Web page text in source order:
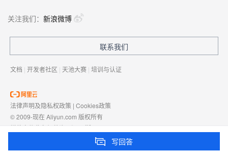
轻量应用服务器如何备份网站和数据库？
轻量应用服务器带宽不够时如何升级配置？
写回答
关注我们： 新浪微博
联系我们
文档 | 开发者社区 | 天池大赛 | 培训与认证
法律声明及隐私权政策 | Cookies政策
© 2009-现在 Aliyun.com 版权所有
增值电信业务经营许可证： 浙B2-20080101
浙D3-20210002